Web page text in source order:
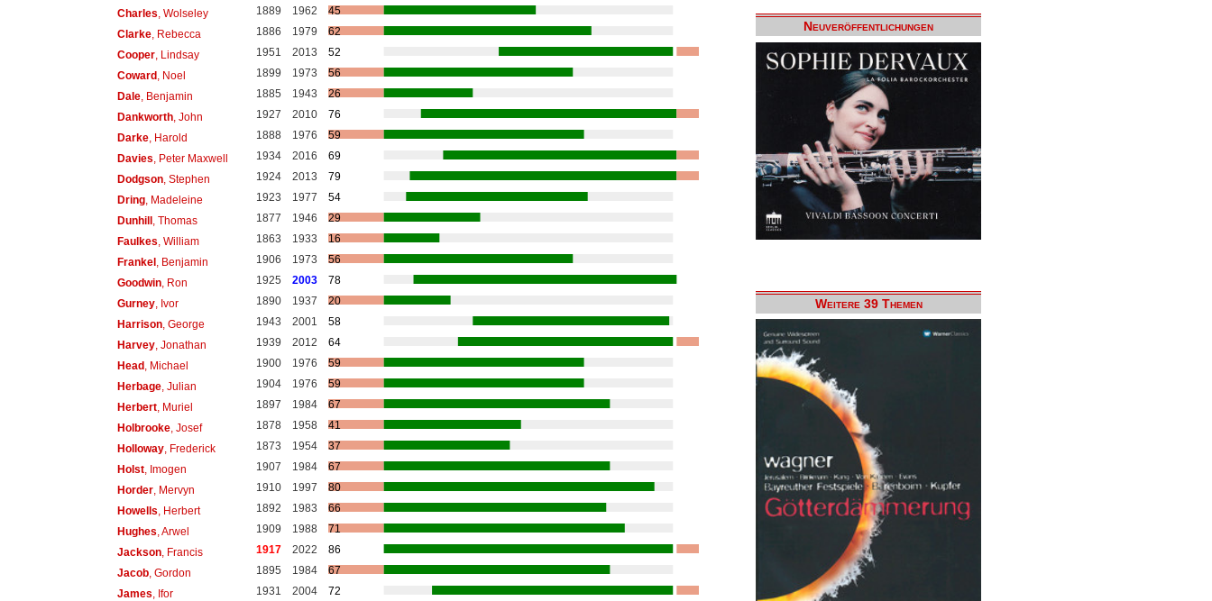
Charles , Wolseley 1889 1962
45
Clarke, Rebecca 1886 1979
62
Cooper, Lindsay 1951 2013
52
Coward, Noel 1899 1973
56
Dale, Benjamin 1885 1943
26
Dankworth, John 1927 2010
76
Darke, Harold 1888 1976
59
Davies , Peter Maxwell 1934 2016
69
Dodgson, Stephen 1924 2013
79
Dring, Madeleine 1923 1977
54
Dunhill, Thomas 1877 1946
29
Faulkes , William 1863 1933
16
Frankel, Benjamin 1906 1973
56
Goodwin, Ron 1925 2003
78
Gurney, Ivor 1890 1937
20
Harrison, George 1943 2001
58
Harvey, Jonathan 1939 2012
64
Head, Michael 1900 1976
59
Herbage, Julian 1904 1976
59
Herbert, Muriel 1897 1984
67
Holbrooke, Josef 1878 1958
41
Holloway, Frederick 1873 1954
37
Holst, Imogen 1907 1984
67
Horder, Mervyn 1910 1997
80
Howells , Herbert 1892 1983
66
Hughes , Arwel 1909 1988
71
Jackson, Francis 1917 2022
86
Jacob, Gordon 1895 1984
67
James , Ifor 1931 2004
72
Neuveröffentlichungen
Weitere 39 Themen